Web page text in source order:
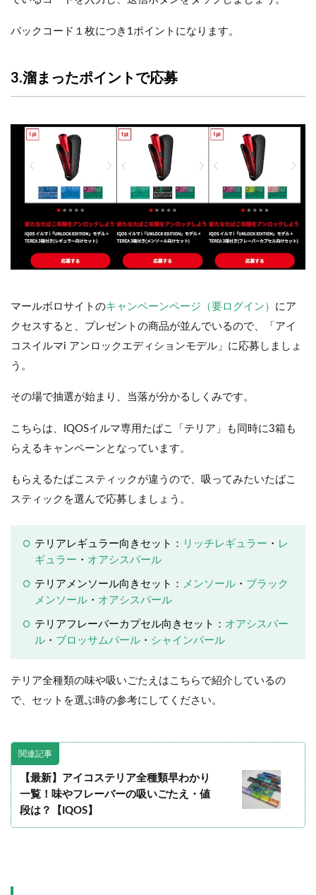
パックコード１枚につき1ポイントになります。
3.溜まったポイントで応募
マールボロサイトのキャンペーンページ（要ログイン） にア
クセスすると、プレゼントの商品が並んでいるので、「アイ
コスイルマi アンロックエディションモデル」に応募しましょ
う。
その場で抽選が始まり、当落が分かるしくみです。
こちらは、IQOSイルマ専用たばこ「テリア」も同時に3箱も
らえるキャンペーンとなっています。
もらえるたばこスティックが違うので、吸ってみたいたばこ
スティックを選んで応募しましょう。
テリアレギュラー向きセット： リッチレギュラー ・ レ
ギュラー ・ オアシスパール
テリアメンソール向きセット： メンソール・ ブラック
メンソール・ オアシスパール
テリアフレーバーカプセル向きセット： オアシスパー
ル・ ブロッサムパール・ シャインパール
テリア全種類の味や吸いごたえはこちらで紹介しているの
で、セットを選ぶ時の参考にしてください。
関連記事
【最新】アイコステリア全種類早わかり
一覧！味やフレーバーの吸いごたえ・値
段は？【IQOS】